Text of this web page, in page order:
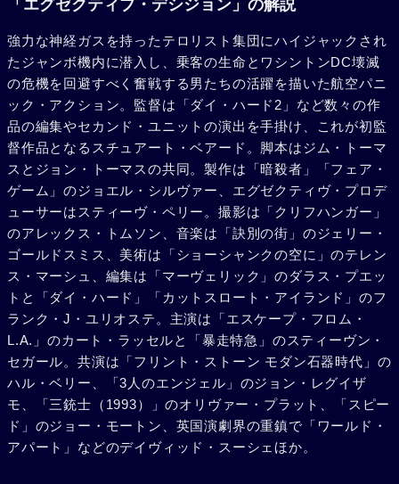
イ（B・D・ウォン）、ベイカーの腹心の部下たちに加え、
全く実戦経験のないグラントを選ぶ。彼は戸惑う間もなく、
輸送機を設計したケイヒル（オリヴァー・プラット）を加え
たメンバーと共に、輸送機に乗り込んだ。途中、グラントと
トラヴィスは3ケ月前の作戦のことで反目しあい、緊張した
空気は部下たちにも伝わる。輸送機は無事、ジャンボ機との
接続に成功し、メンバーは次々と乗り込んでいく。ところ
が、激しい乱気流が発生し、このままでは両機とも大破しか
ねない。輸送機に残されたままのトラヴィスは、必死に手を
伸ばすグラントに、笑顔で「頼んだぞ」という言葉を残し、
輸送機を切り離してしまう。トラヴィスを乗せた輸送機は爆
発炎上し、地上との連絡は一切絶たれてしまった。一方、米
国防総省内では、レーダーから突如輸送機が消えたことから
動揺が走る。トラヴィスを失った今、グラントには一度も組
んだことのない彼に、不信感を抱くメンバーが残された。に
わか仕立ての6人のチームは、限られた時間内で、テロリス
トたちに見つかることなく、機内の狭い空間を移動しなが
ら、毒ガスと起爆装置を発見しなければならない。しかも、
グラントは起爆装置を持つ人間（=スリーパー）は、武装し
たメンバーの中ではなく、一般の乗客に紛れ込んで乗ってい
「エグゼクティブ・デシジョン」の解説
強力な神経ガスを持ったテロリスト集団にハイジャックされ
たジャンボ機内に潜入し、乗客の生命とワシントンDC壊滅
の危機を回避すべく奮戦する男たちの活躍を描いた航空パニ
ック・アクション。監督は「ダイ・ハード2」など数々の作
品の編集やセカンド・ユニットの演出を手掛け、これが初監
督作品となるスチュアート・ベアード。脚本はジム・トーマ
スとジョン・トーマスの共同。製作は「暗殺者」「フェア・
ゲーム」のジョエル・シルヴァー、エグゼクティヴ・プロデ
ューサーはスティーヴ・ペリー。撮影は「クリフハンガー」
のアレックス・トムソン、音楽は「訣別の街」のジェリー・
ゴールドスミス、美術は「ショーシャンクの空に」のテレン
ス・マーシュ、編集は「マーヴェリック」のダラス・プエッ
トと「ダイ・ハード」「カットスロート・アイランド」のフ
ランク・J・ユリオステ。主演は「エスケープ・フロム・
L.A.」のカート・ラッセルと「暴走特急」のスティーヴン・
セガール。共演は「フリント・ストーン モダン石器時代」の
ハル・ベリー、「3人のエンジェル」のジョン・レグイザ
モ、「三銃士（1993）」のオリヴァー・プラット、「スピー
ド」のジョー・モートン、英国演劇界の重鎮で「ワールド・
アパート」などのデイヴィッド・スーシェほか。